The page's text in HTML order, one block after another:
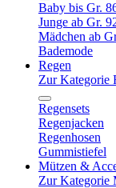
Baby bis Gr.
Junge ab Gr.
Mädchen ab
Bademode
Regen
Zur Kategorie
Regensets
Regenjacken
Regenhosen
Gummistiefel
Mützen &
Zur Kategorie